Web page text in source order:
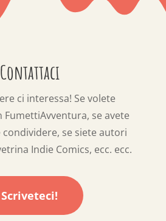
Contattaci
ci interessa! Se volete
se avete
condividere, se siete autori
Indie Comics, ecc. ecc.
Scriveteci!